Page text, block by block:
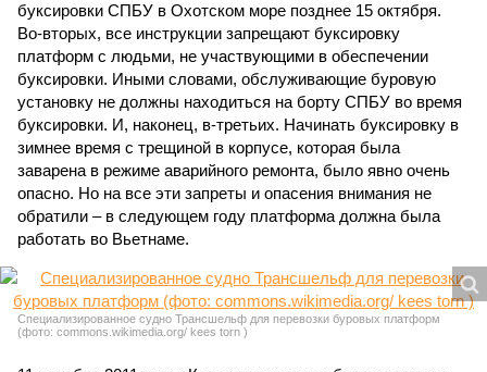
буксировки СПБУ в Охотском море позднее 15 октября.
Во-вторых, все инструкции запрещают буксировку
платформ с людьми, не участвующими в обеспечении
буксировки. Иными словами, обслуживающие буровую
установку не должны находиться на борту СПБУ во время
буксировки. И, наконец, в-третьих. Начинать буксировку в
зимнее время с трещиной в корпусе, которая была
заварена в режиме аварийного ремонта, было явно очень
опасно. Но на все эти запреты и опасения внимания не
обратили – в следующем году платформа должна была
работать во Вьетнаме.
Специализированное судно Трансшельф для перевозки буровых платформ
(фото: commons.wikimedia.org/ kees torn )